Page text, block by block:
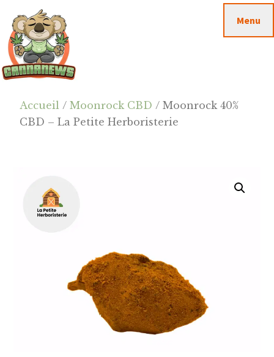
contenu
principal
barre
latérale
principale
footer
Cannanews.fr
Menu
Accueil /Moonrock CBD / Moonrock 40%
CBD – La Petite Herboristerie